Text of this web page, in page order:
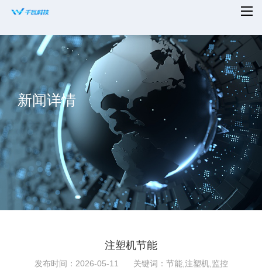
首页
平台赋能
解决方案
新闻资讯
适配设备
知名案例
合作共赢
新闻详情
注塑机节能
发布时间：2026-05-11 关键词：节能,注塑机,监控